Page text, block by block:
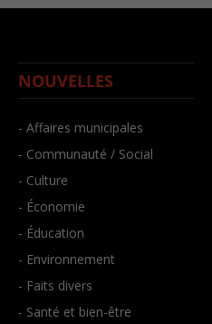
NOUVELLES
- Affaires municipales
- Communauté / Social
- Culture
- Économie
- Éducation
- Environnement
- Faits divers
- Santé et bien-être